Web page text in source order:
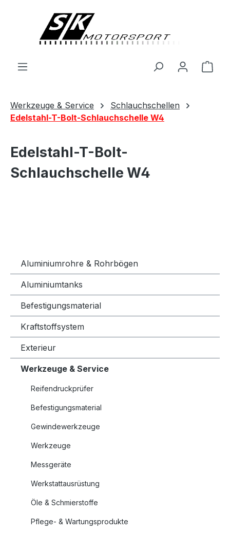
Werkzeuge & Service
Schlauchschellen
Edelstahl-T-Bolt-Schlauchschelle W4
Edelstahl-T-Bolt-
Schlauchschelle W4
Aluminiumrohre & Rohrbögen
Aluminiumtanks
Befestigungsmaterial
Kraftstoffsystem
Exterieur
Werkzeuge & Service
Reifendruckprüfer
Befestigungsmaterial
Gewindewerkzeuge
Werkzeuge
Messgeräte
Werkstattausrüstung
Öle & Schmierstoffe
Pflege- & Wartungsprodukte